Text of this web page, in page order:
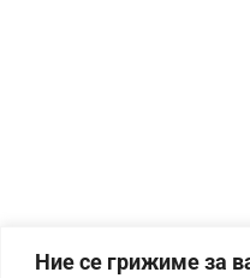
Ние се грижиме за